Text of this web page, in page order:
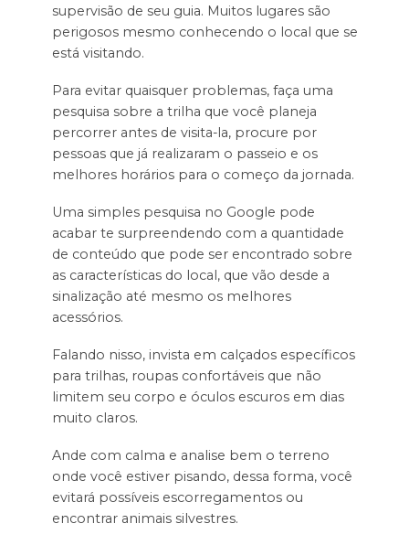
supervisão de seu guia. Muitos lugares são
perigosos mesmo conhecendo o local que se
está visitando.
Para evitar quaisquer problemas, faça uma
pesquisa sobre a trilha que você planeja
percorrer antes de visita-la, procure por
pessoas que já realizaram o passeio e os
melhores horários para o começo da jornada.
Uma simples pesquisa no Google pode
acabar te surpreendendo com a quantidade
de conteúdo que pode ser encontrado sobre
as características do local, que vão desde a
sinalização até mesmo os melhores
acessórios.
Falando nisso, invista em calçados específicos
para trilhas, roupas confortáveis que não
limitem seu corpo e óculos escuros em dias
muito claros.
Ande com calma e analise bem o terreno
onde você estiver pisando, dessa forma, você
evitará possíveis escorregamentos ou
encontrar animais silvestres.